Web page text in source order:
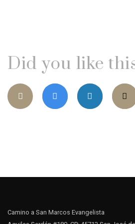
Did you like
Camino a San Marcos Evangelista